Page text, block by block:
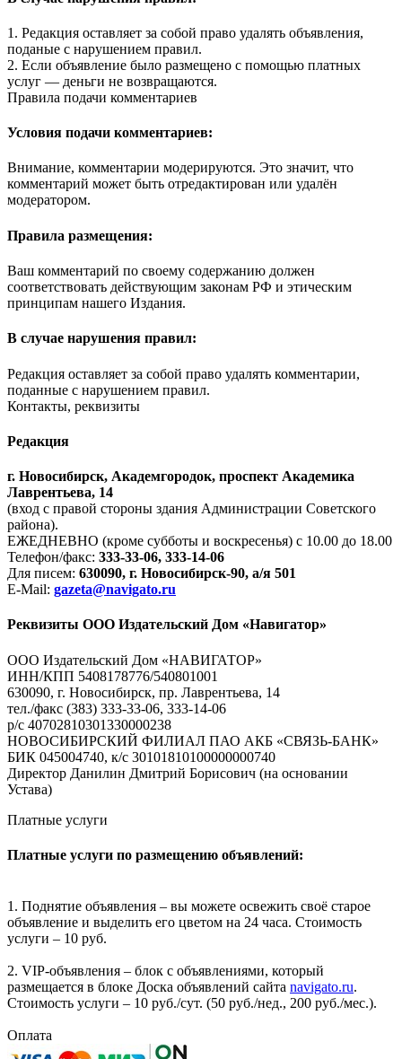
1. Редакция оставляет за собой право удалять объявления,
поданые с нарушением правил.
2. Если объявление было размещено с помощью платных
услуг — деньги не возвращаются.
Правила подачи комментариев
Условия подачи комментариев:
Внимание, комментарии модерируются. Это значит, что
комментарий может быть отредактирован или удалён
модератором.
Правила размещения:
Ваш комментарий по своему содержанию должен
соответствовать действующим законам РФ и этическим
принципам нашего Издания.
В случае нарушения правил:
Редакция оставляет за собой право удалять комментарии,
поданные с нарушением правил.
Контакты, реквизиты
Редакция
г. Новосибирск, Академгородок, проспект Академика
Лаврентьева, 14
(вход с правой стороны здания Администрации Советского
района).
ЕЖЕДНЕВНО (кроме субботы и воскресенья) с 10.00 до 18.00
Телефон/факс: 333-33-06, 333-14-06
Для писем: 630090, г. Новосибирск-90, а/я 501
E-Mail: gazeta@navigato.ru
Реквизиты ООО Издательский Дом «Навигатор»
ООО Издательский Дом «НАВИГАТОР»
ИНН/КПП 5408178776/540801001
630090, г. Новосибирск, пр. Лаврентьева, 14
тел./факс (383) 333-33-06, 333-14-06
р/с 40702810301330000238
НОВОСИБИРСКИЙ ФИЛИАЛ ПАО АКБ «СВЯЗЬ-БАНК»
БИК 045004740, к/с 30101810100000000740
Директор Данилин Дмитрий Борисович (на основании
Устава)
Платные услуги
Платные услуги по размещению объявлений:
1. Поднятие объявления – вы можете освежить своё старое
объявление и выделить его цветом на 24 часа. Стоимость
услуги – 10 руб.
2. VIP-объявления – блок с объявлениями, который
размещается в блоке Доска объявлений сайта navigato.ru.
Стоимость услуги – 10 руб./сут. (50 руб./нед., 200 руб./мес.).
Оплата